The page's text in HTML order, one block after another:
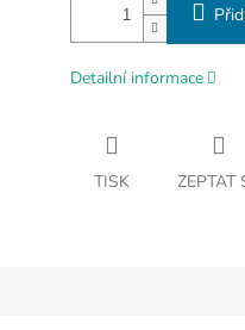
Detailní informace
TISK ZEPTAT